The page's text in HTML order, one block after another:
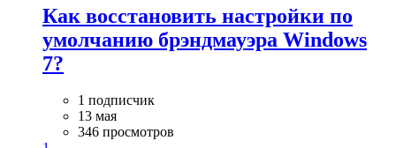
Как восстановить настройки по
умолчанию брэндмауэра Windows
7?
1 подписчик
13 мая
346 просмотров